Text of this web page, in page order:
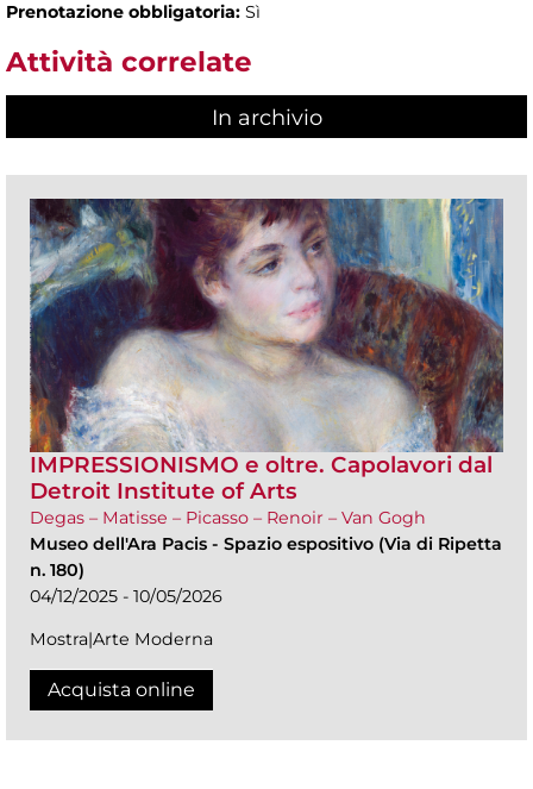
Prenotazione obbligatoria: Sì
Attività correlate
In archivio
IMPRESSIONISMO e oltre. Capolavori dal
Detroit Institute of Arts
Degas – Matisse – Picasso – Renoir – Van Gogh
Museo dell'Ara Pacis - Spazio espositivo (Via di Ripetta
n. 180)
04/12/2025 - 10/05/2026
Mostra|Arte Moderna
Acquista online